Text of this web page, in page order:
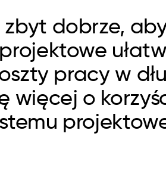
dobrze,
pracy w
więcej o